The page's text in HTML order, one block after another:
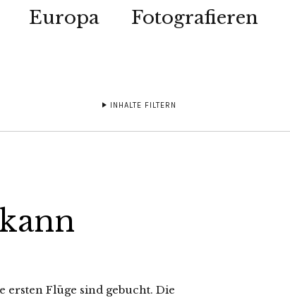
Europa Fotografieren
INHALTE FILTERN
ersten Flüge sind gebucht. Die